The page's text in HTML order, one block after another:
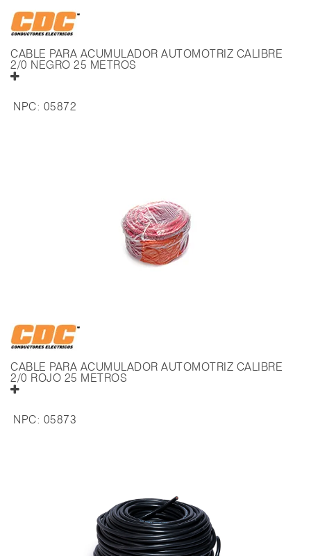
CABLE PARA ACUMULADOR AUTOMOTRIZ CALIBRE
2/0 NEGRO 25 METROS
NPC: 05872
CABLE PARA ACUMULADOR AUTOMOTRIZ CALIBRE
2/0 ROJO 25 METROS
NPC: 05873